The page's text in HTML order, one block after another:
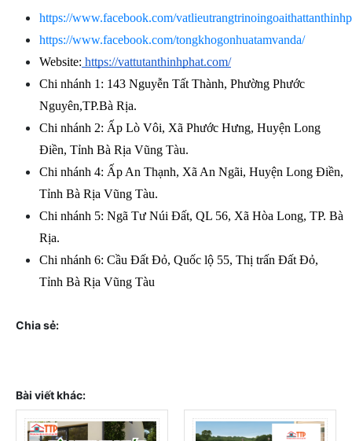
https://www.facebook.com/
https://www.facebook.com/tongkhogonhuatamvanda/
Website: https://vattutanthinhphat.com/
Chi nhánh 1: 143 Nguyễn Tất Thành, Phường Phước
Nguyên,TP.Bà Rịa.
Chi nhánh 2: Ấp Lò Vôi, Xã Phước Hưng, Huyện Long
Điền, Tỉnh Bà Rịa Vũng Tàu.
Chi nhánh 4: Ấp An Thạnh, Xã An Ngãi, Huyện Long Điền,
Tỉnh Bà Rịa Vũng Tàu.
Chi nhánh 5: Ngã Tư Núi Đất, QL 56, Xã Hòa Long, TP. Bà
Rịa.
Chi nhánh 6: Cầu Đất Đỏ, Quốc lộ 55, Thị trấn Đất Đỏ,
Tỉnh Bà Rịa Vũng Tàu
Chia sẻ:
Bài viết khác: